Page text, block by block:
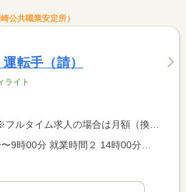
公共職業安定所）
転手（請）
ライト
は月額（換算額）、パート求人の場合は時間額を表示しています。